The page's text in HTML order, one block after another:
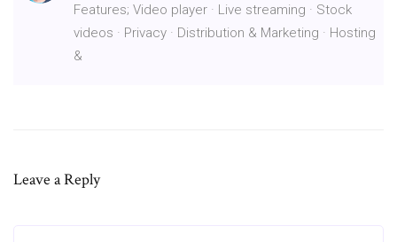
Features; Video player · Live streaming · Stock
videos · Privacy · Distribution & Marketing · Hosting
&
Leave a Reply